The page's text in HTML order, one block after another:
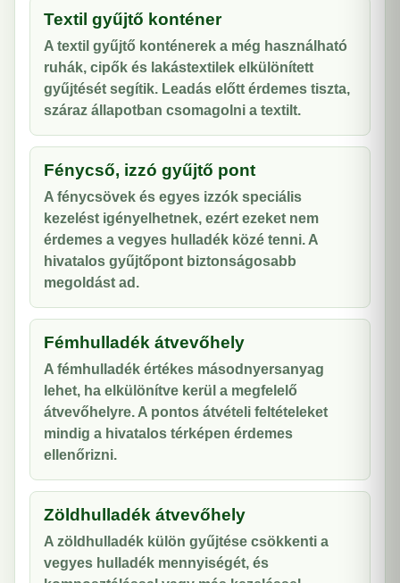
Textil gyűjtő konténer
A textil gyűjtő konténerek a még használható
ruhák, cipők és lakástextilek elkülönített
gyűjtését segítik. Leadás előtt érdemes tiszta,
száraz állapotban csomagolni a textilt.
Fénycső, izzó gyűjtő pont
A fénycsövek és egyes izzók speciális
kezelést igényelhetnek, ezért ezeket nem
érdemes a vegyes hulladék közé tenni. A
hivatalos gyűjtőpont biztonságosabb
megoldást ad.
Fémhulladék átvevőhely
A fémhulladék értékes másodnyersanyag
lehet, ha elkülönítve kerül a megfelelő
átvevőhelyre. A pontos átvételi feltételeket
mindig a hivatalos térképen érdemes
ellenőrizni.
Zöldhulladék átvevőhely
A zöldhulladék külön gyűjtése csökkenti a
vegyes hulladék mennyiségét, és